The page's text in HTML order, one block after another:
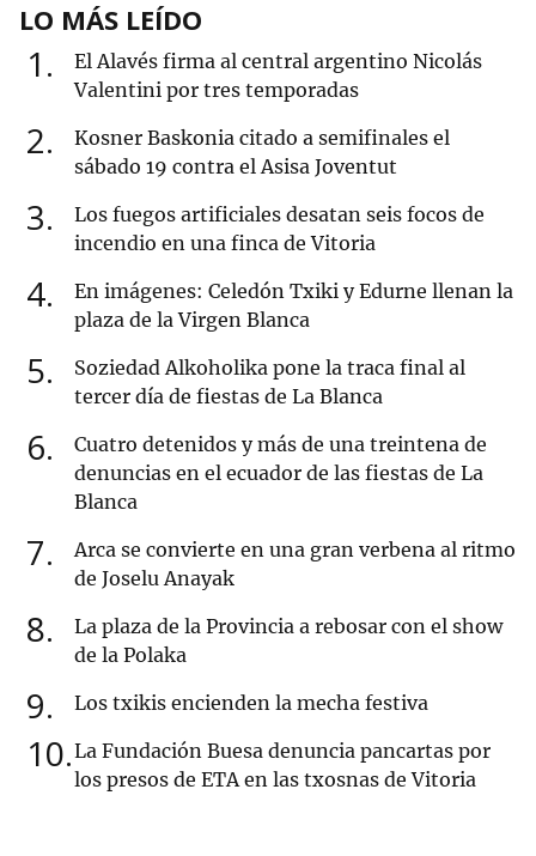
LO MÁS LEÍDO
1
El Alavés firma al central argentino Nicolás
Valentini por tres temporadas
2
Kosner Baskonia citado a semifinales el
sábado 19 contra el Asisa Joventut
3
Los fuegos artificiales desatan seis focos de
incendio en una finca de Vitoria
4
En imágenes: Celedón Txiki y Edurne llenan la
plaza de la Virgen Blanca
5
Soziedad Alkoholika pone la traca final al
tercer día de fiestas de La Blanca
6
Cuatro detenidos y más de una treintena de
denuncias en el ecuador de las fiestas de La
Blanca
7
Arca se convierte en una gran verbena al ritmo
de Joselu Anayak
8
La plaza de la Provincia a rebosar con el show
de la Polaka
9 Los txikis encienden la mecha festiva
10 La Fundación Buesa denuncia pancartas por
los presos de ETA en las txosnas de Vitoria